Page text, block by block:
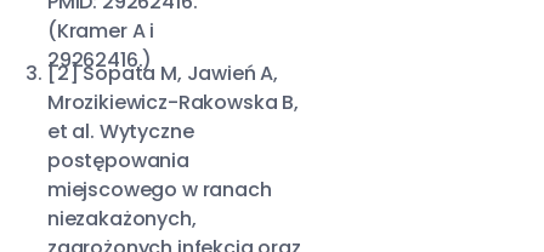
(Kramer A i
29262416.)
[2] Sopata M, Jawień A,
Mrozikiewicz-Rakowska B,
et al. Wytyczne
postępowania
miejscowego w ranach
niezakażonych,